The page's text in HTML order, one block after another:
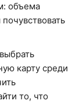
объема
карту среди
то, что